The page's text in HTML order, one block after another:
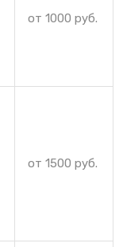
от 1000 руб.
от 1500 руб.